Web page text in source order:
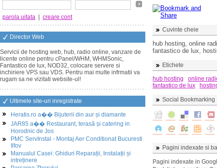
parola uitata creare cont
Director Web
Servicii de hosting web, hub, radio online, vanzare de
licente online pentru cPanel/WHM, WHMSonic,
Fantastico de lux, NOD32, colocare servere si
inchiriere VPS sau VDS. Pentru mai multe infrmatii va
rugam sa ne vizitati website-ul!
Ultimele site-uri inregistrate
Heratis.ro a�� Bijuterii din aur și diamante
JAR85 a�� Restaurant, terasă și catering in
Horodnic de Jos
PMC ServInstal - Montaj Aer Conditionat Bucuresti
Ilfov
Manualul Casei: Ghiduri Reparații, Instalații și
intreținere
Cuvinte cheie
hub hosting, online
fantastico de lux,
Etichete
hub hosting
online
fantastico de lux
Social Bookmarking
Pagini indexate si
Pagini indexate in